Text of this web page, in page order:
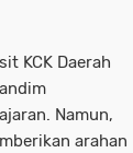
KCK Daerah
Namun,
arahan